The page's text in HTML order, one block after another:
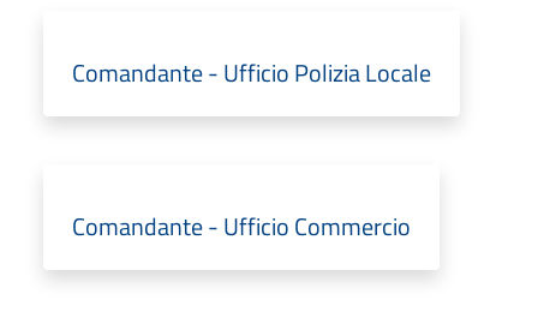
Comandante - Ufficio Polizia Locale
Comandante - Ufficio Commercio